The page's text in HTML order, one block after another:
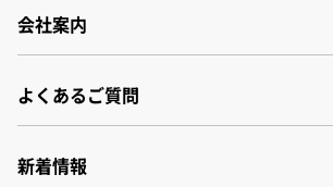
会社案内
会社概要
事業所・関連会社
沿革
よくあるご質問
新着情報